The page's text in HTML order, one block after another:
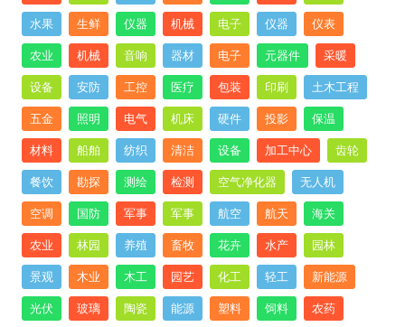
水果 生鲜 仪器 机械 电子 仪器 仪表
农业 机械 音响 器材 电子 元器件 采暖
设备 安防 工控 医疗 包装 印刷 土木工程
五金 照明 电气 机床 硬件 投影 保温
材料 船舶 纺织 清洁 设备 加工中心 齿轮
餐饮 勘探 测绘 检测 空气净化器 无人机
空调 国防 军事 军事 航空 航天 海关
农业 林园 养殖 畜牧 花卉 水产 园林
景观 木业 木工 园艺 化工 轻工 新能源
光伏 玻璃 陶瓷 能源 塑料 饲料 农药